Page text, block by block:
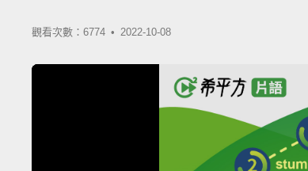
觀看次數：6774 • 2022-10-08